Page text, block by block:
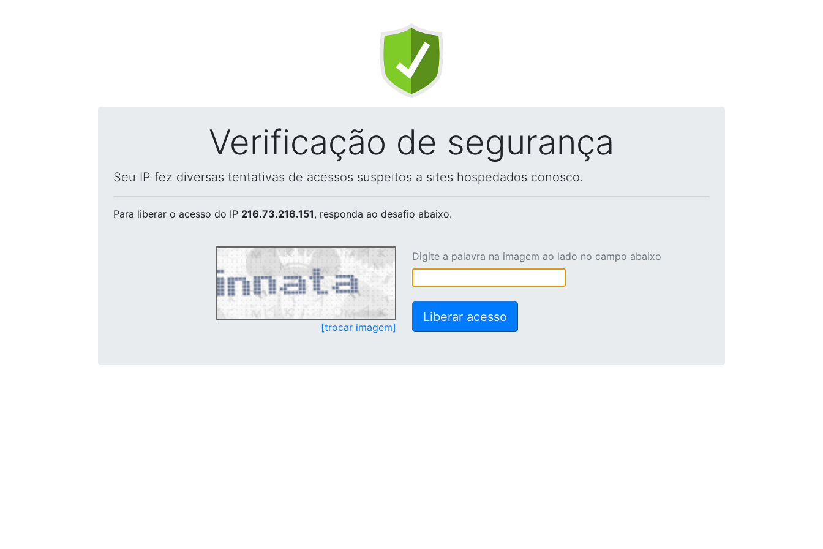
Verificação de segurança
Seu IP fez diversas tentativas de acessos suspeitos a sites hospedados conosco.
Para liberar o acesso do IP 216.73.216.151, responda ao desafio abaixo.
[trocar imagem]
Digite a palavra na imagem ao lado no campo abaixo